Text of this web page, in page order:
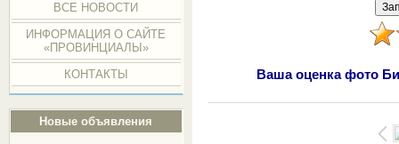
ВСЕ НОВОСТИ
ИНФОРМАЦИЯ О САЙТЕ
«ПРОВИНЦИАЛЫ»
КОНТАКТЫ
Новые объявления
Ваша оценка фото